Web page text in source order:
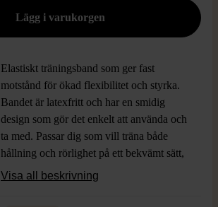
Elastiskt träningsband som ger fast
motstånd för ökad flexibilitet och styrka.
Bandet är latexfritt och har en smidig
design som gör det enkelt att använda och
ta med. Passar dig som vill träna både
hållning och rörlighet på ett bekvämt sätt,
med clean och modern känsla.
Visa all beskrivning